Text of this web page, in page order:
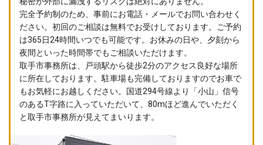
完全予約制のため、事前にお電話・メールでお問い合わせく
ださい。初回のご相談は無料でお受けしております。ご予約
は365日24時間いつでも可能です。お休みの日や、夕刻から
夜間といった時間帯でもご相談いただけます。
取手市事務所は、戸頭駅から徒歩2分のアクセス良好な場所
に所在しております。駐車場も完備しておりますのでお車で
もお気軽にお越しください。国道294号線より「小山」信号
のあるT字路に入っていただいて、80mほど進んでいただく
と取手市事務所が見えてまいります。